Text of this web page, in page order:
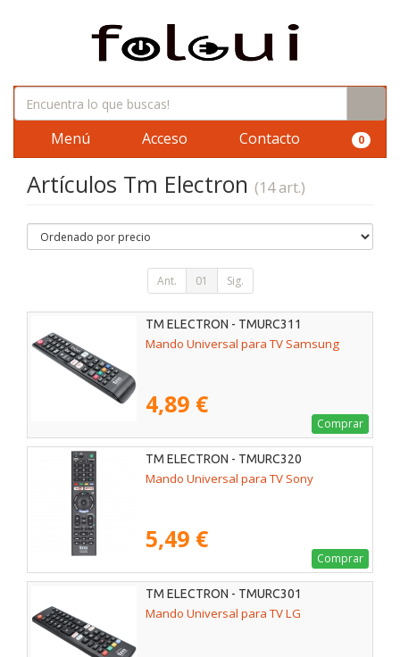
Menú Acceso Contacto 0
Artículos Tm Electron (14 art.)
Ant. 01 Sig.
TM ELECTRON - TMURC311
Mando Universal para TV Samsung
4,89 €
Comprar
TM ELECTRON - TMURC320
Mando Universal para TV Sony
5,49 €
Comprar
TM ELECTRON - TMURC301
Mando Universal para TV LG